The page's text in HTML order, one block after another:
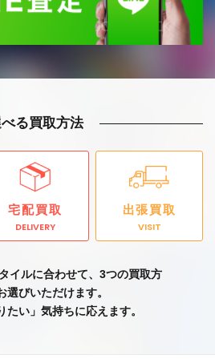
る買取方法
宅配買取
DELIVERY
出張買取
VISIT
イルに合わせて、3つの買取方
選びいただけます。
たい」気持ちに応えます。